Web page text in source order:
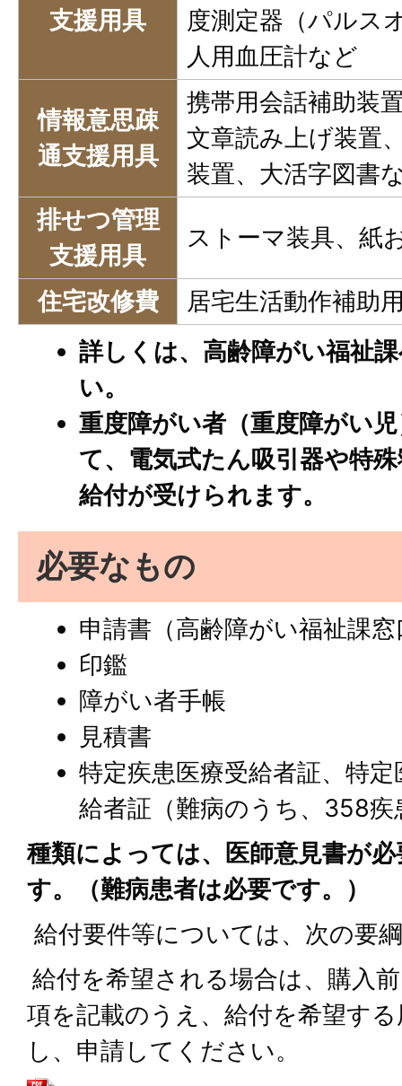
支援用具
度測定器（パルス
人用血圧計など
情報意思疎
通支援用具
携帯用会話補助装
文章読み上げ装置
装置、大活字図書
排せつ管理
支援用具
ストーマ装具、紙
住宅改修費
居宅生活動作補助
詳しくは、高齢障がい福祉
い。
重度障がい者（重度障がい
て、電気式たん吸引器や特
給付が受けられます。
必要なもの
申請書（高齢障がい福祉課
印鑑
障がい者手帳
見積書
特定疾患医療受給者証、特
給者証（難病のうち、358
種類によっては、医師意見書が
す。（難病患者は必要です。）
給付要件等については、次の要
給付を希望される場合は、購入
項を記載のうえ、給付を希望す
し、申請してください。